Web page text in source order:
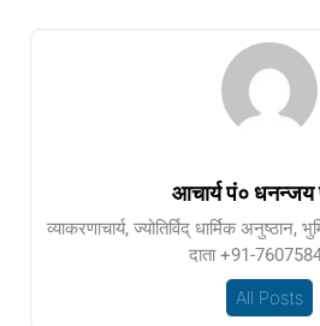
आचार्य पं० धनन्जय
व्याकरणाचार्य, ज्योतिर्विद् धार्मिक
दाता +91-
All Posts